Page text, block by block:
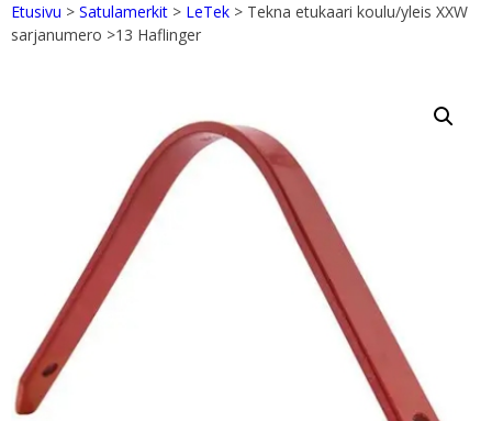
Etusivu > Satulamerkit > LeTek > Tekna etukaari koulu/yleis XXW
sarjanumero >13 Haflinger